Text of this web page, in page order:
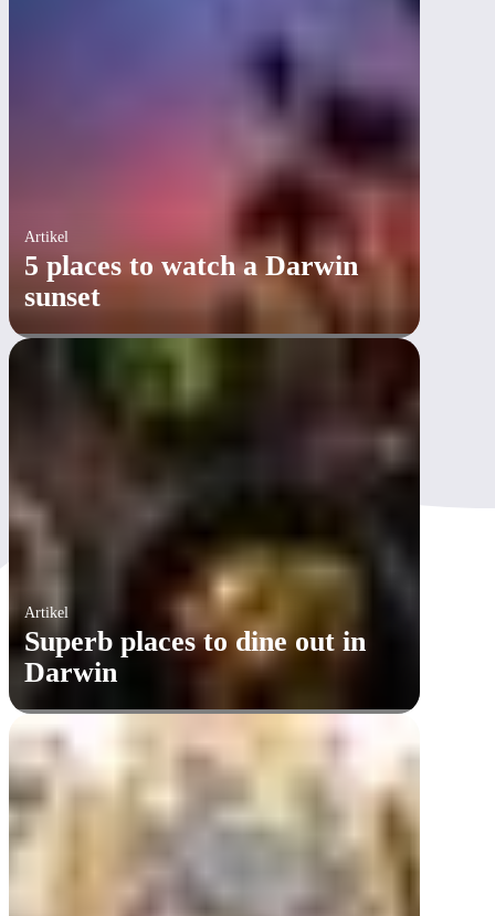
Artikel
5 places to watch a Darwin
sunset
Artikel
Superb places to dine out in
Darwin